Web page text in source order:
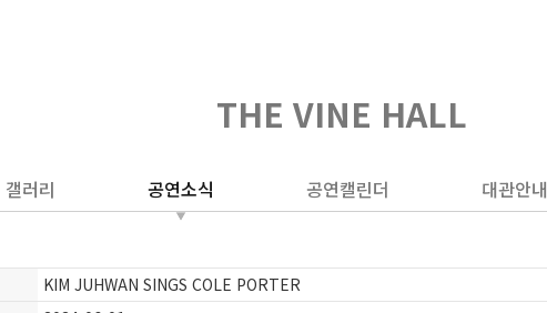
THE VINE HALL
갤러리 공연소식 공연캘린더 대관안내
KIM JUHWAN SINGS COLE PORTER